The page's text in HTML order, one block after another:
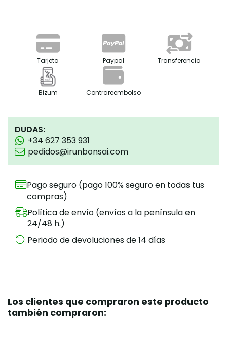
Tarjeta Paypal Transferencia
Bizum Contrareembolso
DUDAS:
+34 627 353 931
pedidos@irunbonsai.com
Pago seguro (pago 100% seguro en todas tus
compras)
Política de envío (envíos a la península en
24/48 h.)
Periodo de devoluciones de 14 días
Los clientes que compraron este producto
también compraron: